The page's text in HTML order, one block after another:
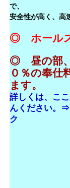
で、
安全性が高く、高
◎ ホール
◎ 昼の部、
０％の奉仕
ます。
詳しくは、こ
んください。
ク